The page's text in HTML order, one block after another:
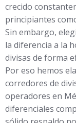
crecido
principiantes
Sin embargo,
la diferencia a la
divisas de forma
Por eso hemos
corredores de
operadores en
diferenciales